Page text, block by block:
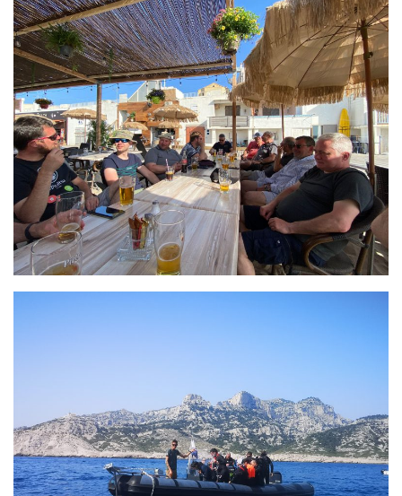
sorties 2017
Sorties 2016
Sorties 2015
Sorties 2014
BIO SUB
Environnement et Biologie Sub
Formations
Lac Merveilleux
AUDIOVISUEL
Photo
NAP / NEV
Agenda
Les Palmes du Lac